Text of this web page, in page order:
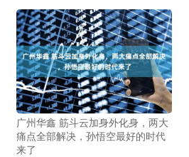
广州华鑫 筋斗云加身外化身，两大
痛点全部解决，孙悟空最好的时代
来了